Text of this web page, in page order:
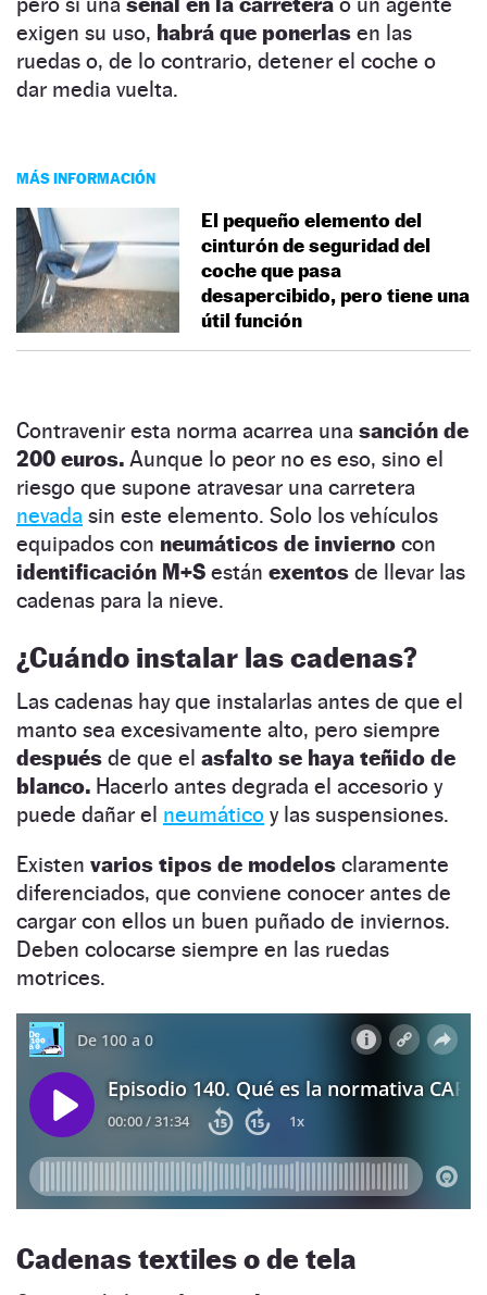
exigen su uso, habrá que ponerlas en las
ruedas o, de lo contrario, detener el coche o
dar media vuelta.
MÁS INFORMACIÓN
El pequeño elemento del
cinturón de seguridad del
coche que pasa
desapercibido, pero tiene una
útil función
Contravenir esta norma acarrea una sanción de
200 euros. Aunque lo peor no es eso, sino el
riesgo que supone atravesar una carretera
nevada sin este elemento. Solo los vehículos
equipados con neumáticos de invierno con
identificación M+S están exentos de llevar las
cadenas para la nieve.
¿Cuándo instalar las cadenas?
Las cadenas hay que instalarlas antes de que el
manto sea excesivamente alto, pero siempre
después de que el asfalto se haya teñido de
blanco. Hacerlo antes degrada el accesorio y
puede dañar el neumático y las suspensiones.
Existen varios tipos de modelos claramente
diferenciados, que conviene conocer antes de
cargar con ellos un buen puñado de inviernos.
Deben colocarse siempre en las ruedas
motrices.
Cadenas textiles o de tela